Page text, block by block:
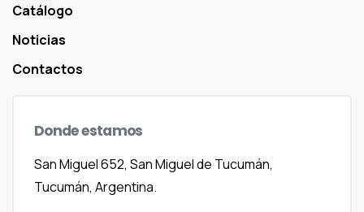
Catálogo
Noticias
Contactos
Dondeestamos
San Miguel 652, San Miguel de Tucumán,
Tucumán, Argentina.